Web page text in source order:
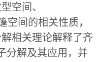
空间、
空间的相关性质，
相关理论解释了齐
分解及其应用 ， 并